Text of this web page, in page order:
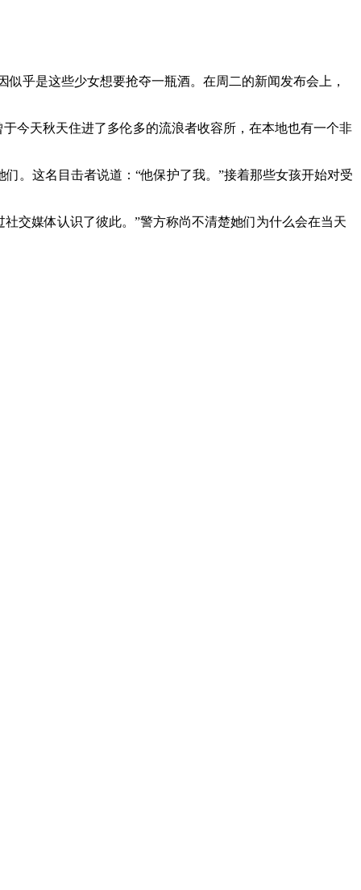
乎是这些少女想要抢夺一瓶酒。在周二的新闻发布会上，
今天秋天住进了多伦多的流浪者收容所，在本地也有一个非
。这名目击者说道：“他保护了我。”接着那些女孩开始对受
交媒体认识了彼此。”警方称尚不清楚她们为什么会在当天